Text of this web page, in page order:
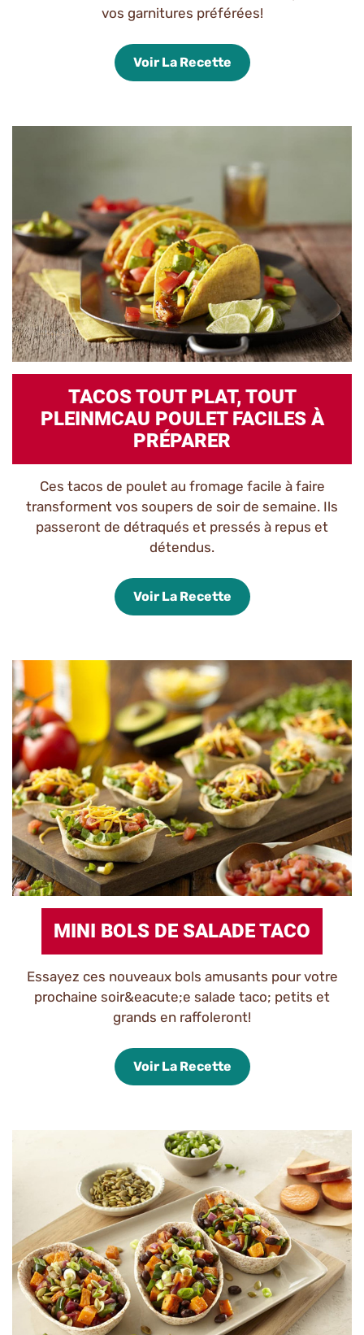
vos garnitures préférées!
Voir La Recette
TACOS TOUT PLAT, TOUT
PLEINMCAU POULET FACILES À
PRÉPARER
Ces tacos de poulet au fromage facile à faire
transforment vos soupers de soir de semaine. Ils
passeront de détraqués et pressés à repus et
détendus.
Voir La Recette
MINI BOLS DE SALADE TACO
Essayez ces nouveaux bols amusants pour votre
prochaine soir&eacute;e salade taco; petits et
grands en raffoleront!
Voir La Recette